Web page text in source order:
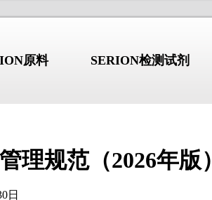
简介
原料 SERION检测试剂
行业新闻 /INDUSTRY
理规范（2026年版）
日